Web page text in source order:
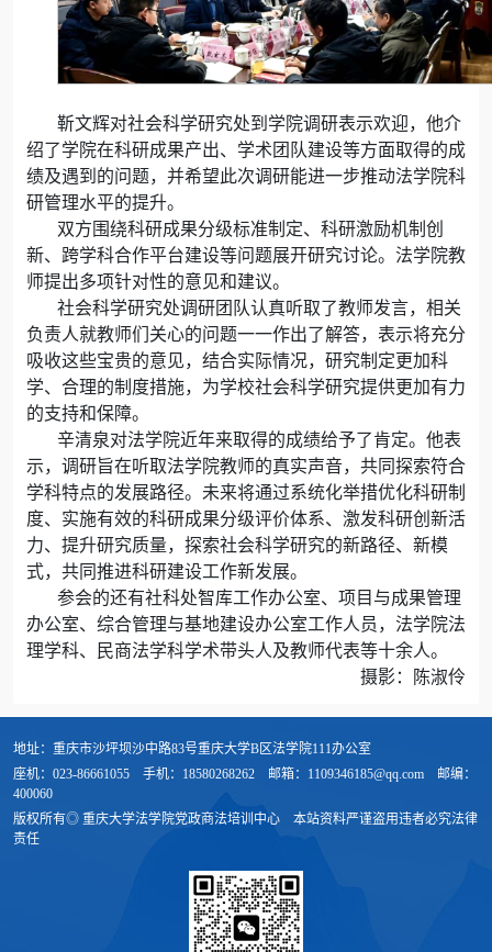
靳文辉对社会科学研究处到学院调研表示欢迎，他介
绍了学院在科研成果产出、学术团队建设等方面取得的成
绩及遇到的问题，并希望此次调研能进一步推动法学院科
研管理水平的提升。
双方围绕科研成果分级标准制定、科研激励机制创
新、跨学科合作平台建设等问题展开研究讨论。法学院教
师提出多项针对性的意见和建议。
社会科学研究处调研团队认真听取了教师发言，相关
负责人就教师们关心的问题一一作出了解答，表示将充分
吸收这些宝贵的意见，结合实际情况，研究制定更加科
学、合理的制度措施，为学校社会科学研究提供更加有力
的支持和保障。
辛清泉对法学院近年来取得的成绩给予了肯定。他表
示，调研旨在听取法学院教师的真实声音，共同探索符合
学科特点的发展路径。未来将通过系统化举措优化科研制
度、实施有效的科研成果分级评价体系、激发科研创新活
力、提升研究质量，探索社会科学研究的新路径、新模
式，共同推进科研建设工作新发展。
参会的还有社科处智库工作办公室、项目与成果管理
办公室、综合管理与基地建设办公室工作人员，法学院法
理学科、民商法学科学术带头人及教师代表等十余人。
摄影：陈淑伶
地址：重庆市沙坪坝沙中路83号重庆大学B区法学院111办公室
座机：023-86661055
手机：18580268262 邮箱：1109346185@qq.com
邮编：
400060
版权所有◎ 重庆大学法学院党政商法培训中心
本站资料严谨盗用违者必究法律
责任